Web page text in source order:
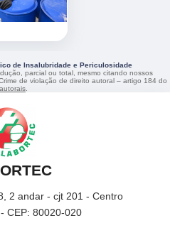
de Insalubridade e Periculosidade
parcial ou total, mesmo citando nossos
de violação de direito autoral – artigo 184 do
2 andar - cjt 201 - Centro
CEP: 80020-020